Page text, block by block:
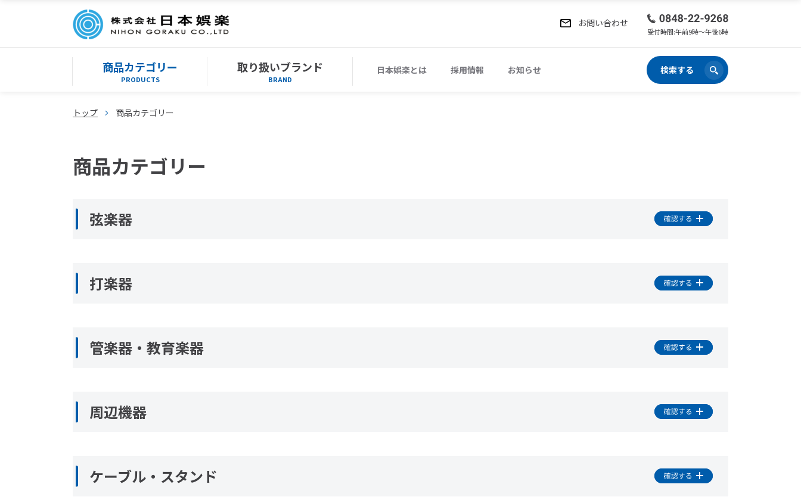
お問い合わせ
受付時間:午前9時〜午後6時
商品カテゴリー
PRODUCTS
取り扱いブランド
BRAND
日本娯楽とは 採用情報 お知らせ 検索する
トップ 商品カテゴリー
商品カテゴリー
弦楽器
打楽器
管楽器・教育楽器
周辺機器
ケーブル・スタンド